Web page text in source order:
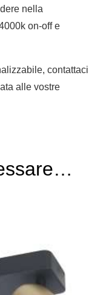
nella
on-off e
contattaci
alle vostre